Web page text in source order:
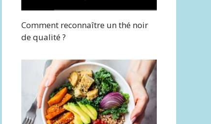
Comment reconnaître un thé noir
de qualité ?